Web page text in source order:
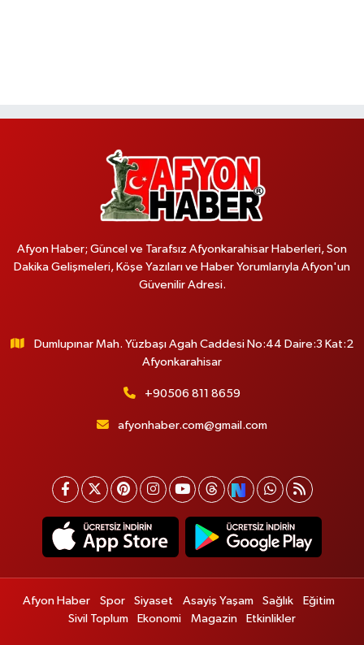
Afyon Haber; Güncel ve Tarafsız Afyonkarahisar Haberleri, Son
Dakika Gelişmeleri, Köşe Yazıları ve Haber Yorumlarıyla Afyon'un
Güvenilir Adresi.
Dumlupınar Mah. Yüzbaşı Agah Caddesi No:44 Daire:3 Kat:2
Afyonkarahisar
+90506 811 8659
afyonhaber.com@gmail.com
Afyon Haber Spor Siyaset Asayiş Yaşam Sağlık
Eğitim
Sivil Toplum
Ekonomi Magazin Etkinlikler